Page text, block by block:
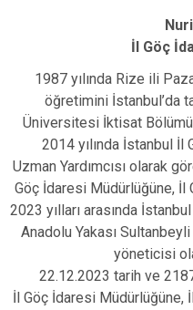
İl Göç
1987 yılında Rize ili
öğretimini İstanbul’da
Üniversitesi İktisat
2014 yılında İstanbul İl
Uzman Yardımcısı olarak
Göç İdaresi Müdürlüğüne, İl
2023 yılları arasında
Anadolu Yakası
yöneticisi
22.12.2023 tarih ve
İl Göç İdaresi Müdürlüğüne,